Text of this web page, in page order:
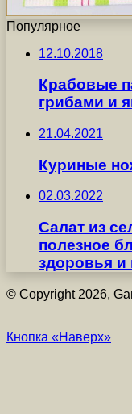
Популярное
12.10.2018
Крабовые
грибами и
21.04.2021
Куриные
02.03.2022
Салат из
полезное
здоровья и
© Copyright 2026,
Кнопка «Наверх»